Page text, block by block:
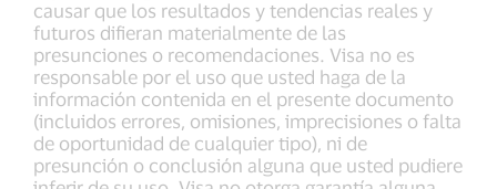
causar que los resultados y tendencias reales y
futuros difieran materialmente de las
presunciones o recomendaciones. Visa no es
responsable por el uso que usted haga de la
información contenida en el presente documento
(incluidos errores, omisiones, imprecisiones o falta
de oportunidad de cualquier tipo), ni de
presunción o conclusión alguna que usted pudiere